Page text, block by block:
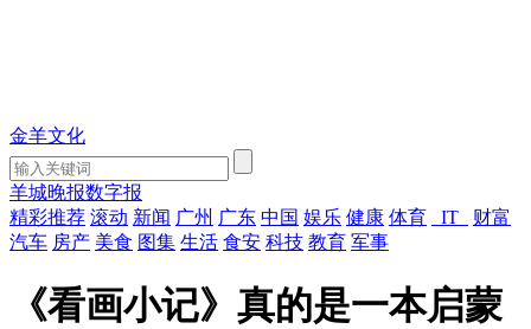
金羊文化
羊城晚报数字报
精彩推荐 滚动 新闻 广州 广东 中国 娱乐 健康 体育 IT
财富
汽车 房产 美食 图集 生活 食安 科技 教育 军事
《看画小记》真的是一本启蒙